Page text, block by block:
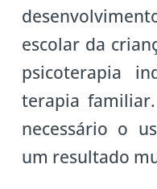
escolar da
psicoterapia
terapia
necessário o
um resultado